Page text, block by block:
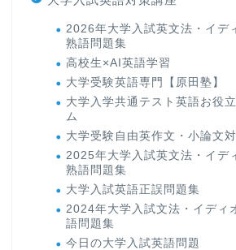
2026年大学入試英文法・イデ
熟語問題集
高校生×AI英語学習
大学受験英語専門【原田塾】
大学入学共通テスト英語お役
ム
大学受験自由英作文・小論文
2025年大学入試英文法・イデ
熟語問題集
大学入試英語正誤問題集
2024年大学入試文法・イディ
語問題集
今日の大学入試英語問題